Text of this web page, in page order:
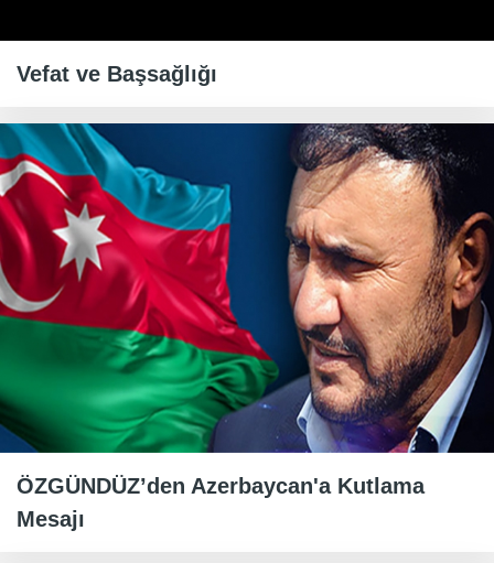
Vefat ve Başsağlığı
ÖZGÜNDÜZ’den Azerbaycan'a Kutlama
Mesajı